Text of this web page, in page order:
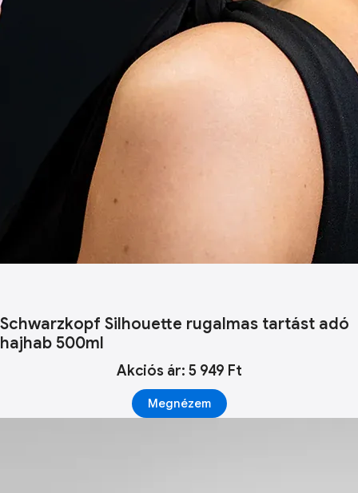
Schwarzkopf Silhouette rugalmas tartást adó
hajhab 500ml
Akciós ár: 5 949 Ft
Megnézem